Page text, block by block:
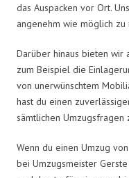
das Auspacken vor Ort.
angenehm wie möglich zu
Darüber hinaus bieten wir
zum Beispiel die
von unerwünschtem
hast du einen
sämtlichen Umzugsfragen
Wenn du einen Umzug
bei Umzugsmeister